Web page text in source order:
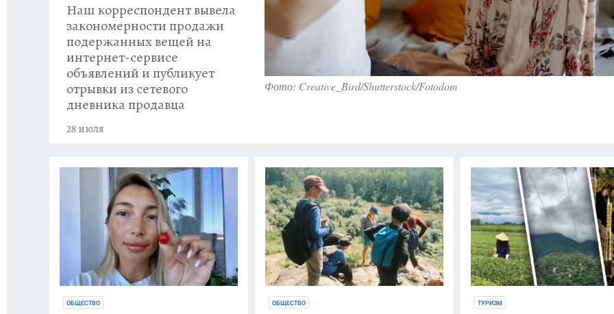
Фото: Creative_Bird/Shutterstock/Fotodom
Наш корреспондент вывела
закономерности продажи
подержанных вещей на
интернет-сервисе
объявлений и публикует
отрывки из сетевого
дневника продавца
28 июля
ОБЩЕСТВО ОБЩЕСТВО ТУРИЗМ